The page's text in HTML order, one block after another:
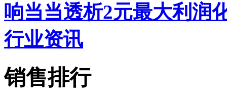
响当当透析2元最大利润
行业资讯
销售排行